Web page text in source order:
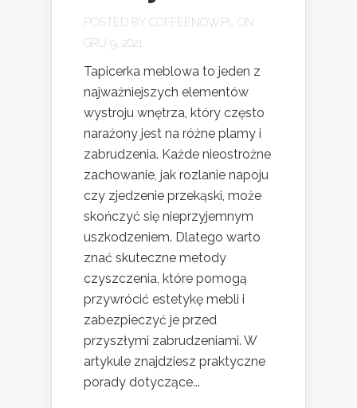
POSTED BY COFFEENOW.PL
ON
GRU 9, 2021
Tapicerka meblowa to jeden z
najważniejszych elementów
wystroju wnętrza, który często
narażony jest na różne plamy i
zabrudzenia. Każde nieostrożne
zachowanie, jak rozlanie napoju
czy zjedzenie przekąski, może
skończyć się nieprzyjemnym
uszkodzeniem. Dlatego warto
znać skuteczne metody
czyszczenia, które pomogą
przywrócić estetykę mebli i
zabezpieczyć je przed
przyszłymi zabrudzeniami. W
artykule znajdziesz praktyczne
porady dotyczące...